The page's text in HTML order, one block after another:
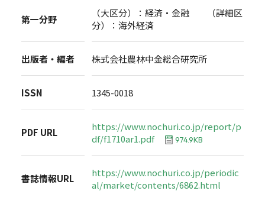
第一分野
（大区分）：経済・金融 （詳細区
分）：海外経済
出版者・編者 株式会社農林中金総合研究所
ISSN 1345-0018
PDF URL
https://www.nochuri.co.jp/report/p
df/f1710ar1.pdf
974.9KB
書誌情報URL
https://www.nochuri.co.jp/periodic
al/market/contents/6862.html